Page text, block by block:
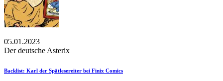
05.01.2023
Der deutsche Asterix
Backlist: Karl der Spätlesereiter bei Finix Comics